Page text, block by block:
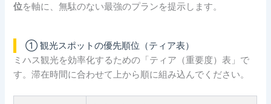
位を軸に、無駄のない最強のプランを提示します。
① 観光スポットの優先順位（ティア表）
ミハス観光を効率化するための「ティア（重要度）表」で
す。滞在時間に合わせて上から順に組み込んでください。